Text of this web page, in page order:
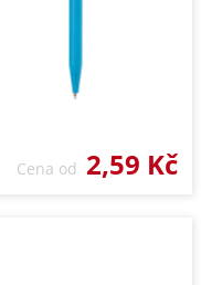
Cena od 2,59 Kč